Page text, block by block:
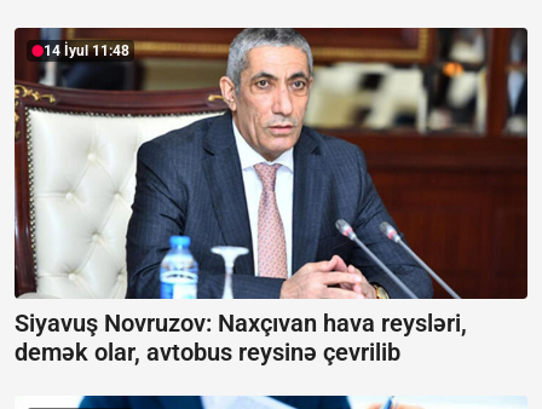
14 İyul 11:48
Siyavuş Novruzov: Naxçıvan hava reysləri,
demək olar, avtobus reysinə çevrilib